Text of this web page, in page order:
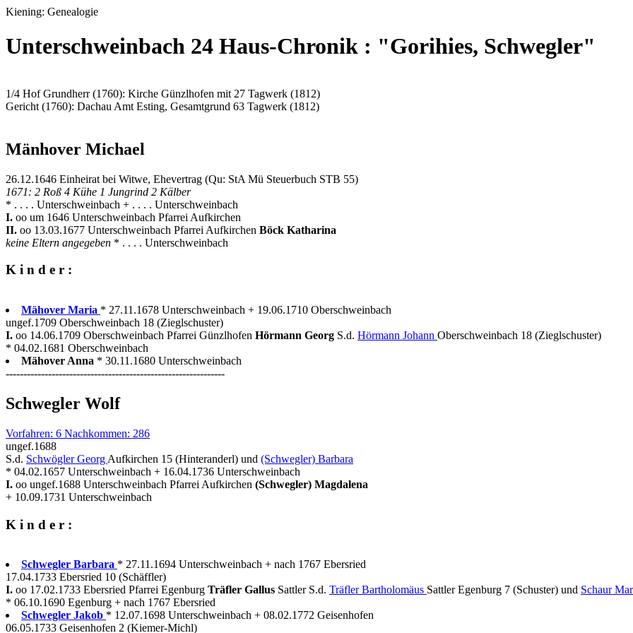
Kiening: Genealogie
Unterschweinbach 24 Haus-Chronik : "Gorihies, Schwegler"
1/4 Hof Grundherr (1760): Kirche Günzlhofen mit 27 Tagwerk (1812)
Gericht (1760): Dachau Amt Esting, Gesamtgrund 63 Tagwerk (1812)
Mänhover Michael
26.12.1646 Einheirat bei Witwe, Ehevertrag (Qu: StA Mü Steuerbuch STB 55)
1671: 2 Roß 4 Kühe 1 Jungrind 2 Kälber
* . . . . Unterschweinbach + . . . . Unterschweinbach
I. oo um 1646 Unterschweinbach Pfarrei Aufkirchen
II. oo 13.03.1677 Unterschweinbach Pfarrei Aufkirchen Böck Katharina
keine Eltern angegeben * . . . . Unterschweinbach
K i n d e r :
Mähover Maria * 27.11.1678 Unterschweinbach + 19.06.1710 Oberschweinbach
ungef.1709 Oberschweinbach 18 (Zieglschuster)
I. oo 14.06.1709 Oberschweinbach Pfarrei Günzlhofen Hörmann Georg S.d. Hörmann Johann Oberschweinbach 18 (Zieglschuster)
* 04.02.1681 Oberschweinbach
Mähover Anna * 30.11.1680 Unterschweinbach
--------------------------------------------------------------
Schwegler Wolf
Vorfahren: 6 Nachkommen: 286
ungef.1688
S.d. Schwögler Georg Aufkirchen 15 (Hinteranderl) und (Schwegler) Barbara
* 04.02.1657 Unterschweinbach + 16.04.1736 Unterschweinbach
I. oo ungef.1688 Unterschweinbach Pfarrei Aufkirchen (Schwegler) Magdalena
+ 10.09.1731 Unterschweinbach
K i n d e r :
Schwegler Barbara * 27.11.1694 Unterschweinbach + nach 1767 Ebersried
17.04.1733 Ebersried 10 (Schäffler)
I. oo 17.02.1733 Ebersried Pfarrei Egenburg Träfler Gallus Sattler S.d. Träfler Bartholomäus Sattler Egenburg 7 (Schuster) und Schaur
* 06.10.1690 Egenburg + nach 1767 Ebersried
Schwegler Jakob * 12.07.1698 Unterschweinbach + 08.02.1772 Geisenhofen
06.05.1733 Geisenhofen 2 (Kiemer-Michl)